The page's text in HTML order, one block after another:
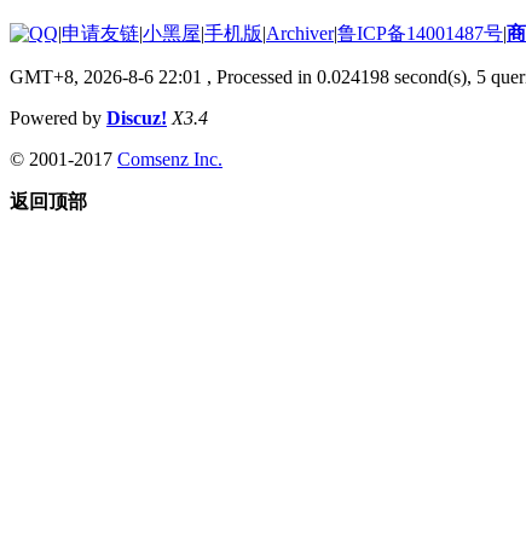
|申请友链|小黑屋|手机版|Archiver|鲁ICP备14001487号|
GMT+8, 2026-8-6 22:01 , Processed in 0.024198 second(s), 5
Powered by Discuz! X3.4
© 2001-2017 Comsenz Inc.
返回顶部